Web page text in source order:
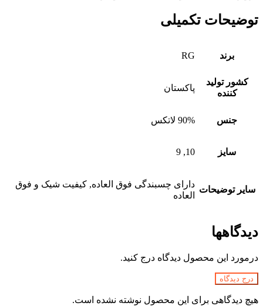
توضیحات تکمیلی
برند RG
کشور تولید
کننده
پاکستان
جنس 90% لاتکس
سایز 10, 9
سایر توضیحات
دارای چسبندگی فوق العاده, کیفیت شیک و فوق
العاده
دیدگاهها
درمورد این محصول دیدگاه درج کنید.
درج دیدگاه
هیچ دیدگاهی برای این محصول نوشته نشده است.